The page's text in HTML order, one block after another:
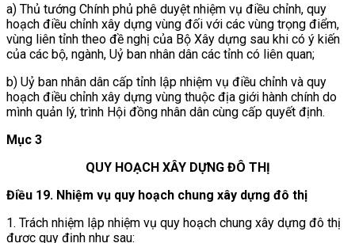
a) Thủ tướng Chính phủ phê duyệt nhiệm vụ điều chỉnh, quy
hoạch điều chỉnh xây dựng vùng đối với các vùng trọng điểm,
vùng liên tỉnh theo đề nghị của Bộ Xây dựng sau khi có ý kiến
của các bộ, ngành, Uỷ ban nhân dân các tỉnh có liên quan;
b) Uỷ ban nhân dân cấp tỉnh lập nhiệm vụ điều chỉnh và quy
hoạch điều chỉnh xây dựng vùng thuộc địa giới hành chính do
mình quản lý, trình Hội đồng nhân dân cùng cấp quyết định.
Mục 3
QUY HOẠCH XÂY DỰNG ĐÔ THỊ
Điều 19. Nhiệm vụ quy hoạch chung xây dựng đô thị
1. Trách nhiệm lập nhiệm vụ quy hoạch chung xây dựng đô thị
được quy định như sau: